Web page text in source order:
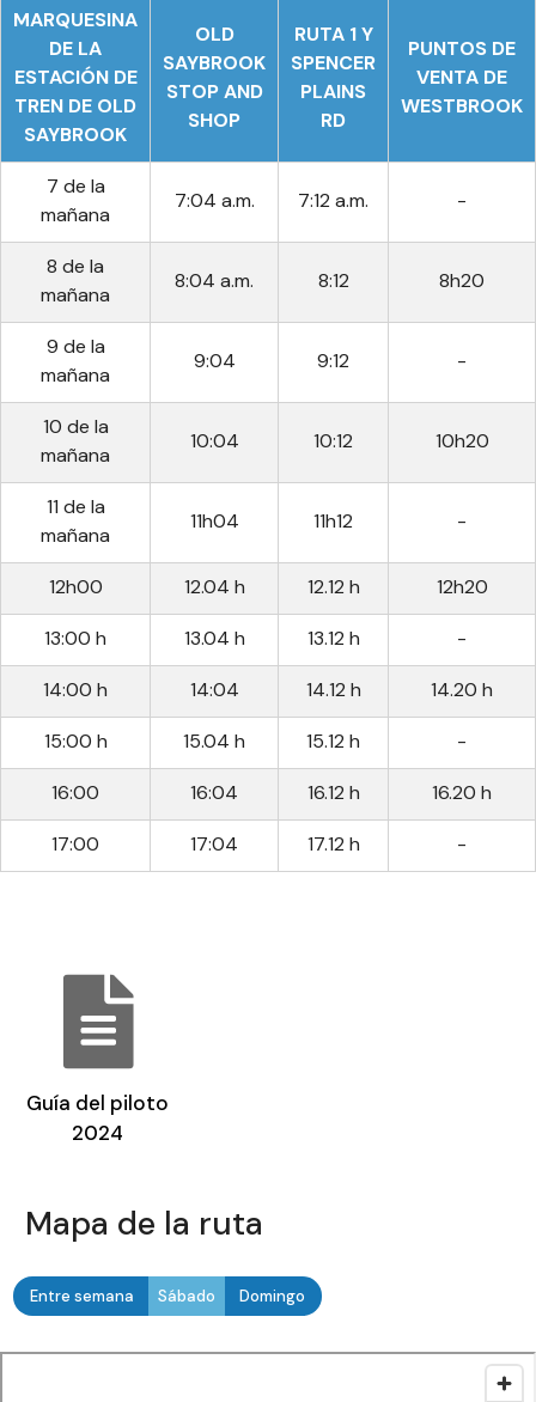
MARQUESINA
DE LA
ESTACIÓN DE
TREN DE OLD
SAYBROOK
OLD
SAYBROOK
STOP AND
SHOP
RUTA 1 Y
SPENCER
PLAINS
RD
PUNTOS DE
VENTA DE
WESTBROOK
7 de la
mañana
7:04 a.m. 7:12 a.m. -
8 de la
mañana
8:04 a.m. 8:12 8h20
9 de la
mañana
9:04 9:12 -
10 de la
mañana
10:04 10:12 10h20
11 de la
mañana
11h04 11h12 -
12h00 12.04 h 12.12 h 12h20
13:00 h 13.04 h 13.12 h -
14:00 h 14:04 14.12 h 14.20 h
15:00 h 15.04 h 15.12 h -
16:00 16:04 16.12 h 16.20 h
17:00 17:04 17.12 h -
Guía del piloto
2024
Mapa de la ruta
Entre semana Sábado Domingo